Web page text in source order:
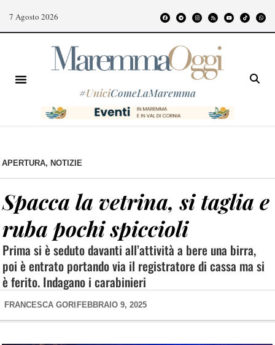
7 Agosto 2026
#UniciComeLaMaremma
APERTURA, NOTIZIE
Spacca la vetrina, si taglia e
ruba pochi spiccioli
Prima si è seduto davanti all’attività a bere una birra,
poi è entrato portando via il registratore di cassa ma si
è ferito. Indagano i carabinieri
FRANCESCA GORI FEBBRAIO 9, 2025